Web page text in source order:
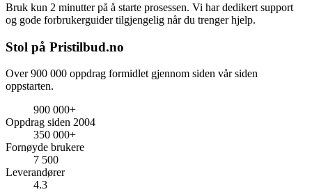
Bruk kun 2 minutter på å starte prosessen. Vi har dedikert support
og gode forbrukerguider tilgjengelig når du trenger hjelp.
Stol på Pristilbud.no
Over 900 000 oppdrag formidlet gjennom siden vår siden
oppstarten.
900 000+
Oppdrag siden 2004
350 000+
Fornøyde brukere
7 500
Leverandører
4.3